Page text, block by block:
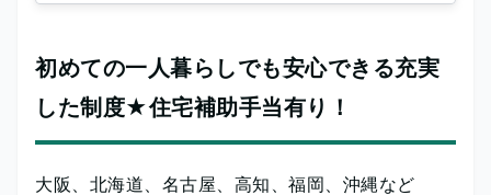
初めての一人暮らしでも安心できる充実
した制度★住宅補助手当有り！
大阪、北海道、名古屋、高知、福岡、沖縄など